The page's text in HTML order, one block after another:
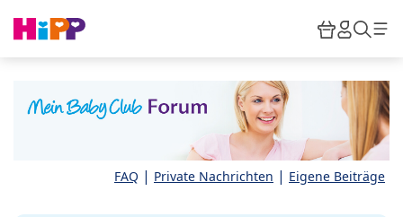
HiPP
FAQ | Private Nachrichten | Eigene Beiträge